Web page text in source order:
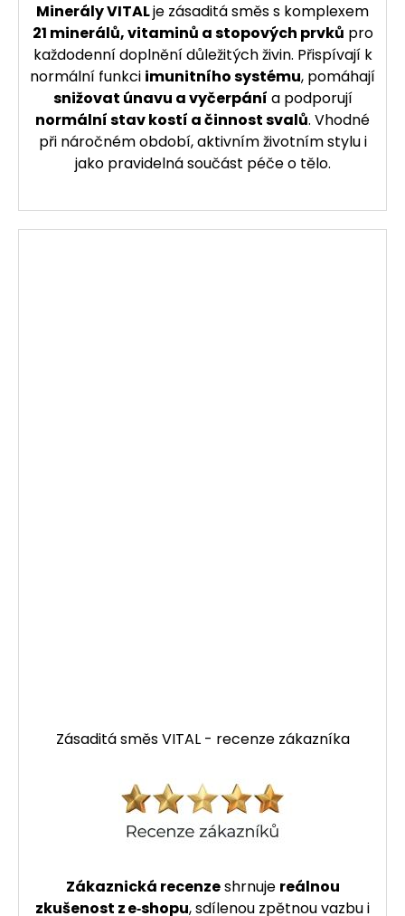
Minerály VITALje zásaditá směs s komplexem
21 minerálů, vitaminů a stopových prvků pro
každodenní doplnění důležitých živin. Přispívají k
normální funkci imunitního systému, pomáhají
snižovat únavu a vyčerpání a podporují
normální stav kostí a činnost svalů. Vhodné
při náročném období, aktivním životním stylu i
jako pravidelná součást péče o tělo.
Zásaditá směs VITAL - recenze zákazníka
Zákaznická recenzeshrnuje reálnou
zkušenost z e‑shopu, sdílenou zpětnou vazbu i